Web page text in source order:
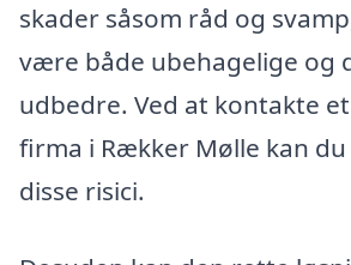
skader såsom råd og
være både ubehagelige og
udbedre. Ved at kontakte
firma i Rækker Mølle kan
disse risici.